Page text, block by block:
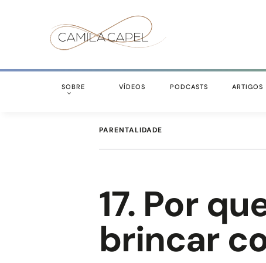
SOBRE VÍDEOS PODCASTS ARTIGOS
PARENTALIDADE
17. Por
brincar